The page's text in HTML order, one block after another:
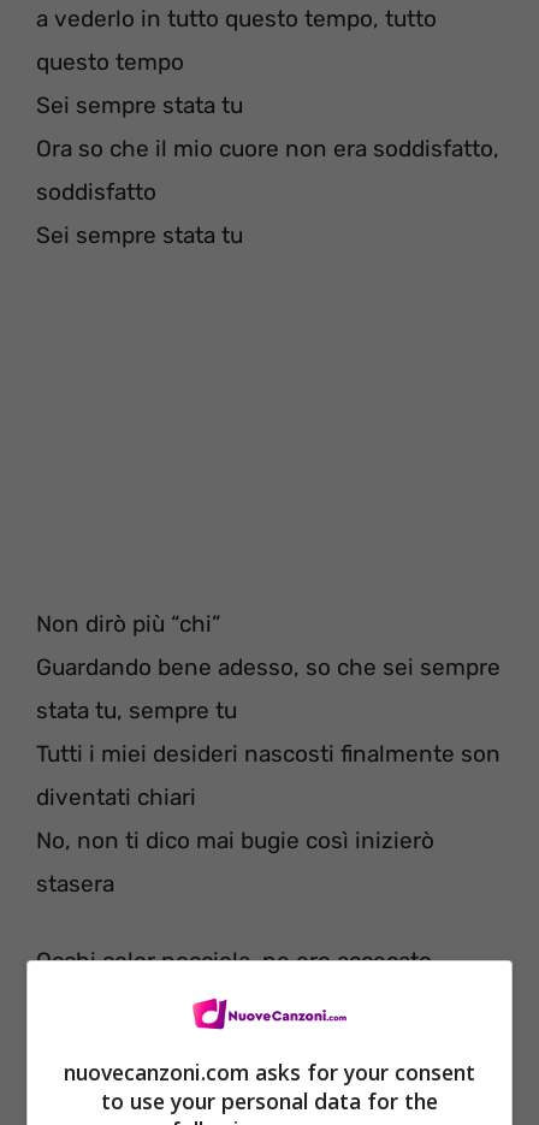
a vederlo in tutto questo tempo, tutto
questo tempo
Sei sempre stata tu
Ora so che il mio cuore non era soddisfatto,
soddisfatto
Sei sempre stata tu
Non dirò più “chi”
Guardando bene adesso, so che sei sempre
stata tu, sempre tu
Tutti i miei desideri nascosti finalmente son
diventati chiari
No, non ti dico mai bugie così inizierò
stasera
Occhi color nocciola, ne ero accecato
Stavamo solo perdendo tempo
oltrepassato il confine
nuovecanzoni.com asks for your consent
to use your personal data for the